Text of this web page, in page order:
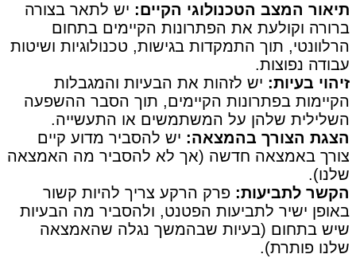
תיאור המצב הטכנולוגי הקיים: יש לתאר בצורה
ברורה וקולעת את הפתרונות הקיימים בתחום
הרלוונטי, תוך התמקדות בגישות, טכנולוגיות ושיטות
עבודה נפוצות.
זיהוי בעיות: יש לזהות את הבעיות והמגבלות
הקיימות בפתרונות הקיימים, תוך הסבר ההשפעה
השלילית שלהן על המשתמשים או התעשייה.
הצגת הצורך בהמצאה: יש להסביר מדוע קיים
צורך באמצאה חדשה (אך לא להסביר מה האמצאה
שלנו).
הקשר לתביעות: פרק הרקע צריך להיות קשור
באופן ישיר לתביעות הפטנט, ולהסביר מה הבעיות
שיש בתחום (בעיות שבהמשך נגלה שהאמצאה
שלנו פותרת).